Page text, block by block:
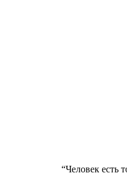
“Человек есть